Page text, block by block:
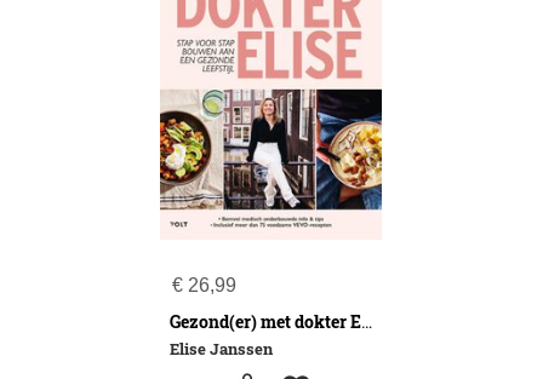
€ 26,99
Gezond(er) met dokter Elise
Elise Janssen